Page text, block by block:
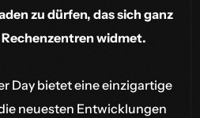
zu dürfen, das sich ganz
widmet.
Day bietet eine einzigartige
neuesten Entwicklungen